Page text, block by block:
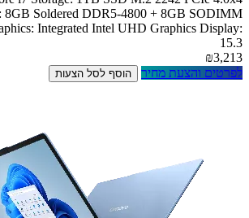
Soldered DDR5-4800 + 8GB SODIMM
Integrated Intel UHD Graphics Display:
15.3
₪3,213
לפרטים והצעת מחיר
הוסף לסל הצעות